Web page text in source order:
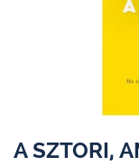
A SZTORI,